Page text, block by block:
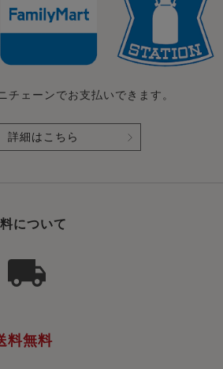
ェーンでお支払いできます。
詳細はこちら
について
料無料